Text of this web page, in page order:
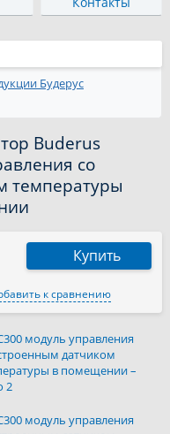
Будерус
Buderus
со
температуры
Купить
к сравнению